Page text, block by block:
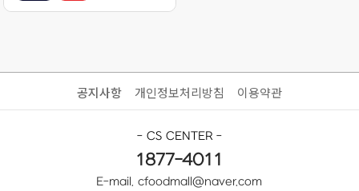
공지사항 개인정보처리방침 이용약관
- CS CENTER -
1877-4011
E-mail. cfoodmall@naver.com